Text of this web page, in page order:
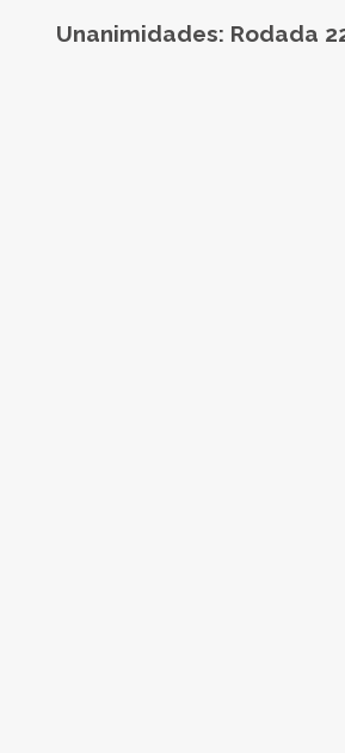
Unanimidades: Rodada